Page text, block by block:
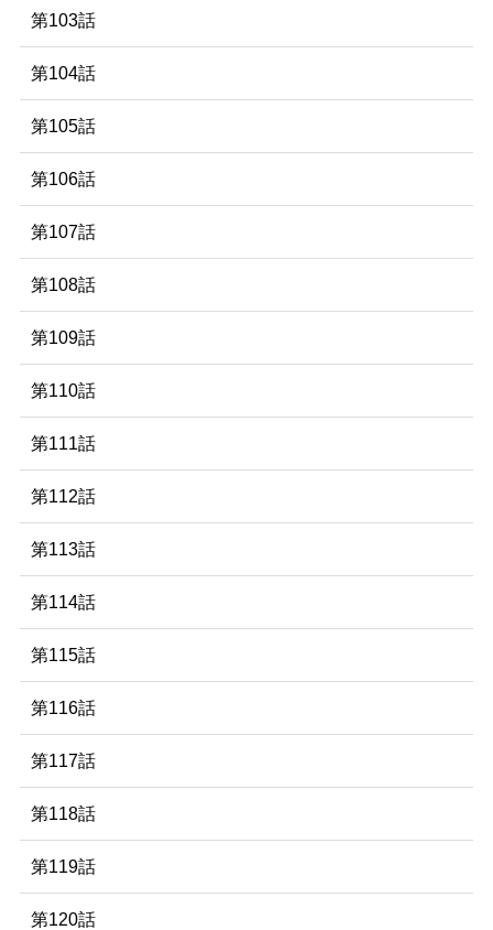
第103話
第104話
第105話
第106話
第107話
第108話
第109話
第110話
第111話
第112話
第113話
第114話
第115話
第116話
第117話
第118話
第119話
第120話